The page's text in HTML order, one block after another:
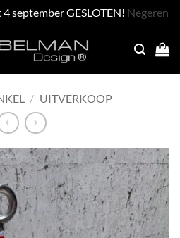
september GESLOTEN! Negeren
/ UITVERKOOP